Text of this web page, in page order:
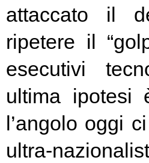
attaccato il
ripetere il
esecutivi
ultima ipotesi
l’angolo oggi
ultra-